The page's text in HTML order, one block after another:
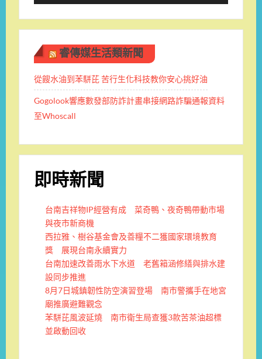
睿傳媒生活類新聞
從餿水油到苯駢芘 苦行生化科技教你安心挑好油
Gogolook響應數發部防詐計畫串接網路詐騙通報資料
至Whoscall
即時新聞
台南吉祥物IP經營有成 菜奇鴨、夜奇鴨帶動市場
與夜市新商機
西拉雅、樹谷基金會及善糧不二獲國家環境教育
獎 展現台南永續實力
台南加速改善雨水下水道 老舊箱涵修繕與排水建
設同步推進
8月7日城鎮韌性防空演習登場 南市警攜手在地宮
廟推廣避難觀念
苯駢芘風波延燒 南市衛生局查獲3款苦茶油超標
並啟動回收